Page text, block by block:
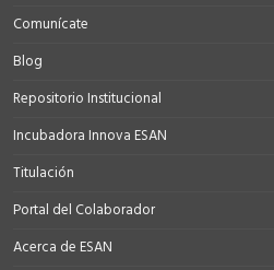
Comunícate
Blog
Repositorio Institucional
Incubadora Innova ESAN
Titulación
Portal del Colaborador
Acerca de ESAN